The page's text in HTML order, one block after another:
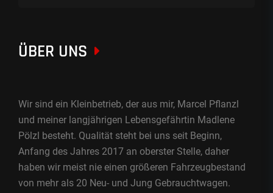
ÜBER UNS
Wir sind ein Kleinbetrieb, der aus mir, Marcel Pflanzl
und meiner langjährigen Lebensgefährtin Madlene
Pölzl besteht. Qualität steht bei uns seit Beginn,
Anfang des Jahres 2017 an oberster Stelle, daher
haben wir meist nie einen größeren Fahrzeugbestand
von mehr als 20 Neu- und Jung Gebrauchtwagen.